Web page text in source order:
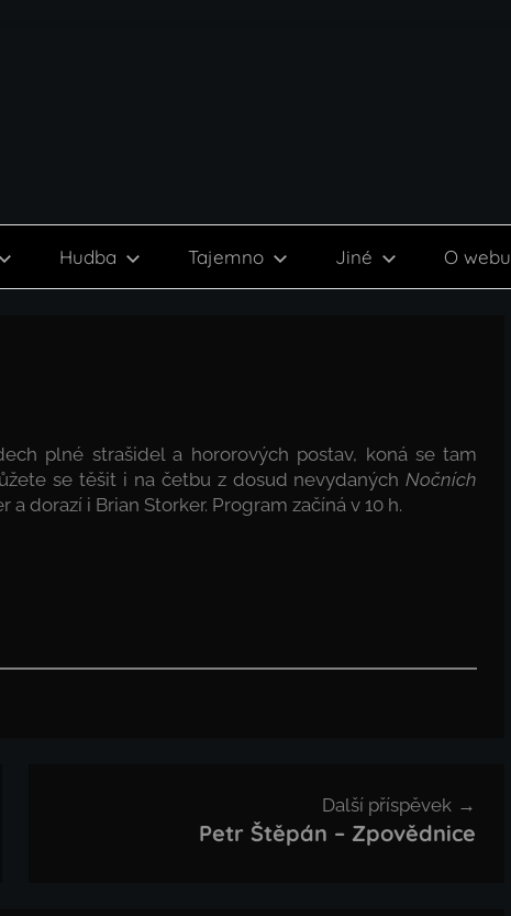
Hudba Tajemno Jiné O webu
plné strašidel a hororových postav, koná se tam
se těšit i na četbu z dosud nevydanýchNočních
a dorazí i Brian Storker. Program začíná v 10 h.
Další příspěvek
Petr Štěpán – Zpovědnice